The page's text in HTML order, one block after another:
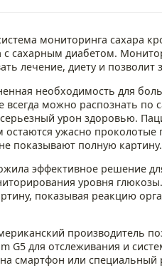
мониторинга сахара
с сахарным диабетом.
лечение, диету и
необходимость для
всегда можно распознать по
урон здоровью.
остаются ужасно
показывают полную картину.
эффективное решение
уровня
показывая реакцию
производитель
G5 для отслеживания и
смартфон или специальный